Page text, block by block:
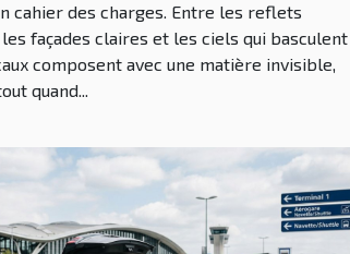
cahier des charges. Entre les reflets
façades claires et les ciels qui basculent
composent avec une matière invisible,
quand...